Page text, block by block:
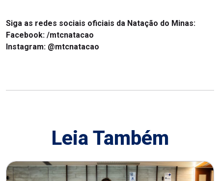
Siga as redes sociais oficiais da Natação do Minas:
Facebook: /mtcnatacao
Instagram: @mtcnatacao
Leia Também